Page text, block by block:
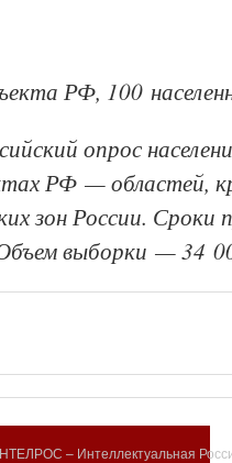
РФ, 100
опрос
РФ — областей,
зон России.
выборки — 34
– Интеллектуальная